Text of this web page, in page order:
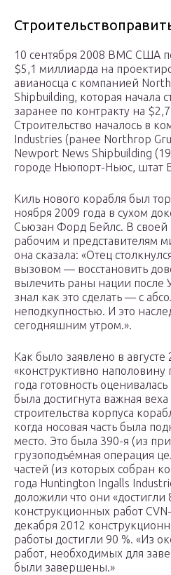
10 сентября 2008 ВМС США
$5,1 миллиарда на
авианосца с компанией
Shipbuilding, которая начала
заранее по контракту на
Строительство началось в
Industries (ранее Northrop
Newport News Shipbuilding
городе Ньюпорт-Ньюс, штат
Киль нового корабля был
ноября 2009 года в сухом
Сьюзан Форд Бейлс. В своей
рабочим и представителям
она сказала: «Отец
вызовом — восстановить
вылечить раны нации после
знал как это сделать — с
неподкупностью. И это
сегодняшним утром.».
Как было заявлено в августе
«конструктивно наполовину
года готовность
была достигнута важная
строительства корпуса
когда носовая часть была
место. Это была 390-я (из
грузоподъёмная операция
частей (из которых собран
года Huntington Ingalls
доложили что они
конструкционных работ
декабря 2012
работы достигли 90 %. «Из
работ, необходимых для
были завершены.»